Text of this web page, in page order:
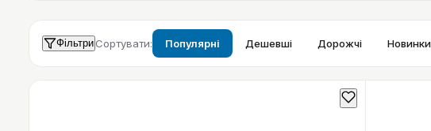
Фільтри Сортувати: Популярні Дешевші Дорожчі Новинки